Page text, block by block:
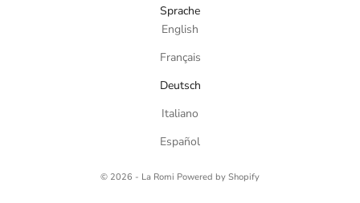
Sprache
English
Français
Deutsch
Italiano
Español
© 2026 - La Romi Powered by Shopify